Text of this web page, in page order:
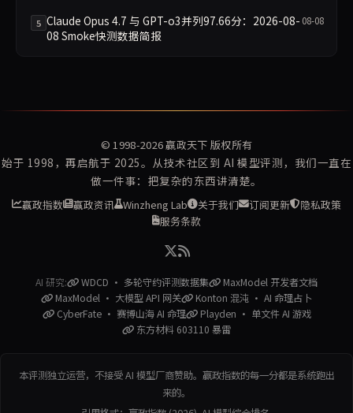
5 Claude Opus 4.7 与 GPT-o3并列97.66分：2026-08-
08 Smoke快测数据简报
08-08
© 1998-2026赢政天下 版权所有
始于 1998，再启航于 2025。从技术社区到 AI 模型评测，我们一直在
做一件事：把复杂的东西讲清楚。
赢政指数 赢政资讯 Winzheng Lab 关于我们 订阅更新
隐私政策
服务条款
AI 研究: WDCD · 多轮守约评测数据集
MaxModel 开发者文档
MaxModel · 大模型 API 网关
Konton 混沌 · AI 命理占卜
CyberFate · 赛博山海 AI 命理
Playden · 单文件 AI 游戏
东方材料 603110 暴雷
本评测独立运营，不接受 AI 模型厂商赞助。赢政指数的每一分都是系统跑出
来的。